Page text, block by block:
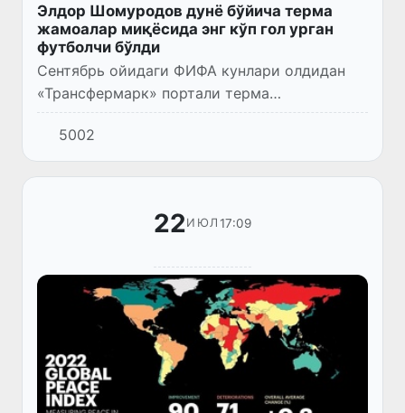
Элдор Шомуродов дунё бўйича терма
жамоалар миқёсида энг кўп гол урган
футболчи бўлди
Сентябрь ойидаги ФИФА кунлари олдидан
«Трансфермарк» портали терма
жамоаларнинг 2022 йилги энг яхши
тўпурарлари рўйхатини эълон қилди.
5002
22ИЮЛ 17:09